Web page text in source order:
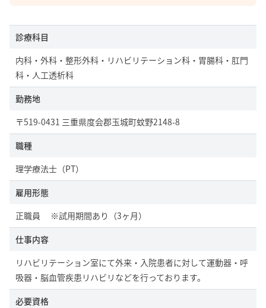
診療科目
内科・外科・整形外科・リハビリテーション科・胃腸科・肛門
科・人工透析科
勤務地
〒519-0431 三重県度会郡玉城町蚊野2148-8
職種
理学療法士（PT）
雇用形態
正職員 ※試用期間あり（3ヶ月）
仕事内容
リハビリテーション室にて外来・入院患者に対して運動器・呼
吸器・脳血管疾患リハビリなどを行っております。
必要資格
検索